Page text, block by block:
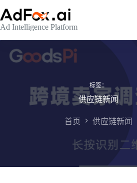
至
内
容
Ad Intelligence Platform
标签：
供应链新闻
首页 供应链新闻